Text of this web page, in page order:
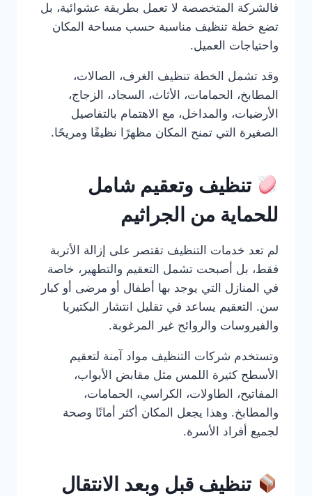
فالشركة المتخصصة لا تعمل بطريقة عشوائية، بل
تضع خطة تنظيف مناسبة حسب مساحة المكان
واحتياجات العميل.
وقد تشمل الخطة تنظيف الغرف، الصالات،
المطابخ، الحمامات، الأثاث، السجاد، الزجاج،
الأرضيات، والمداخل، مع الاهتمام بالتفاصيل
الصغيرة التي تمنح المكان مظهرًا نظيفًا ومريحًا.
تنظيف وتعقيم شامل
للحماية من الجراثيم
لم تعد خدمات التنظيف تقتصر على إزالة الأتربة
فقط، بل أصبحت تشمل التعقيم والتطهير، خاصة
في المنازل التي يوجد بها أطفال أو مرضى أو كبار
سن. التعقيم يساعد في تقليل انتشار البكتيريا
والفيروسات والروائح غير المرغوبة.
وتستخدم شركات التنظيف مواد آمنة لتعقيم
الأسطح كثيرة اللمس مثل مقابض الأبواب،
المفاتيح، الطاولات، الكراسي، الحمامات،
والمطابخ. وهذا يجعل المكان أكثر أمانًا وصحة
لجميع أفراد الأسرة.
تنظيف قبل وبعد الانتقال